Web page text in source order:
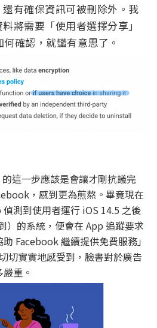
有確保資訊可被刪除外。我
將需要「使用者選擇分享」
確認，就蠻有意思了。
這一步應該是會讓才剛抗議完
，感到更為煎熬。畢竟現在
測到使用者運行 iOS 14.5 之後
）的系統，便會在 App 追蹤要求
Facebook 繼續提供免費服務」
切實實地感受到，臉書對於廣告
重。